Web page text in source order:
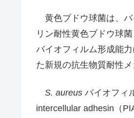
黄色ブドウ球菌は、バ
リン耐性黄色ブドウ球
バイオフィルム形成能
た新規の抗生物質耐性
S. aureus バイオフィ
intercellular adhesin（